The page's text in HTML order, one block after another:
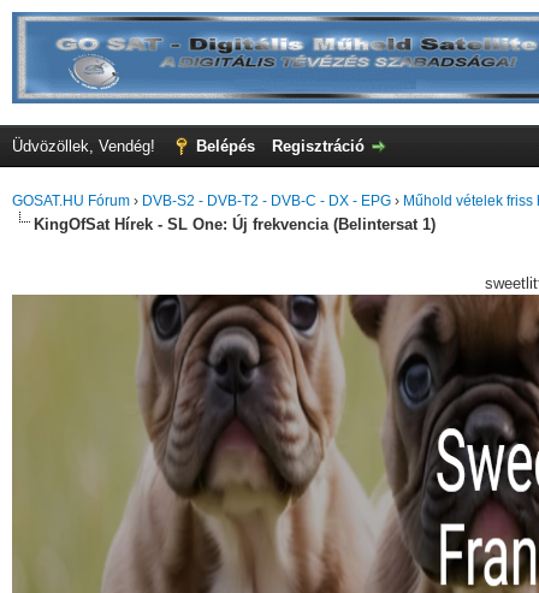
Üdvözöllek, Vendég! Belépés Regisztráció
GOSAT.HU Fórum › DVB-S2 - DVB-T2 - DVB-C - DX - EPG › Műhold vételek friss
KingOfSat Hírek - SL One: Új frekvencia (Belintersat 1)